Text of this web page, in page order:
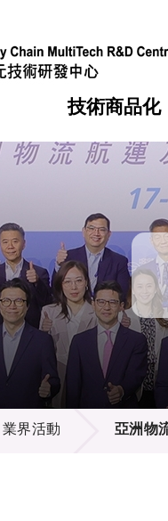
機構簡介
組織架構
組織架構
董事局
研究顧問
招標通告
技術商品化
服務
可獲授權之技術
應用於公共服務
重點項目
合作計劃
資助計劃
資助計劃
稅務優惠
申請
評審
徵求研發項目計劃
項目資料庫
活動
獎項
新聞中心
媒體報導
新聞稿
資訊中心
多媒體
出版刊物
會籍及服務
會員列表
會員登入
業界活動 亞洲物